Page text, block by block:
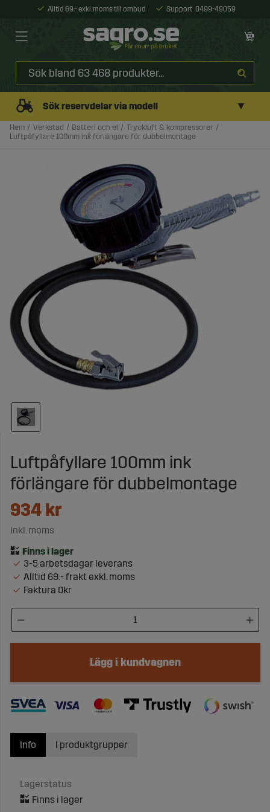
Alltid 69:- exkl. moms till ombud Support 0499-49059
Sök reservdelar via modell ▼
Hem Verkstad Batteri och el
Tryckluft & kompressorer
Luftpåfyllare 100mm ink förlängare för dubbelmontage
Luftpåfyllare 100mm ink
förlängare för dubbelmontage
934kr
Inkl. moms
3-5 arbetsdagar leverans
Alltid 69:- frakt exkl. moms
Faktura 0kr
Lägg i kundvagnen
Info
Lagerstatus
I produktgrupper